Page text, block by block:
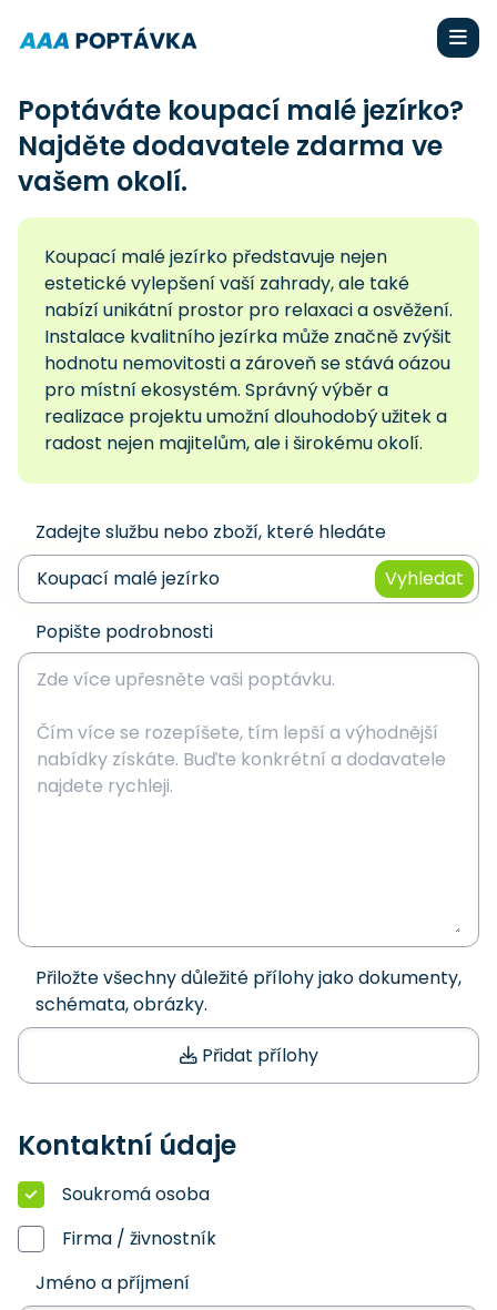
Poptáváte koupací malé jezírko?
Najděte dodavatele zdarma ve
vašem okolí.
Koupací malé jezírko představuje nejen
estetické vylepšení vaší zahrady, ale také
nabízí unikátní prostor pro relaxaci a osvěžení.
Instalace kvalitního jezírka může značně zvýšit
hodnotu nemovitosti a zároveň se stává oázou
pro místní ekosystém. Správný výběr a
realizace projektu umožní dlouhodobý užitek a
radost nejen majitelům, ale i širokému okolí.
Zadejte službu nebo zboží, které hledáte
Vyhledat
Popište podrobnosti
Přiložte všechny důležité přílohy jako dokumenty,
schémata, obrázky.
Přidat přílohy
Kontaktní údaje
Soukromá osoba
Firma / živnostník
Jméno a příjmení